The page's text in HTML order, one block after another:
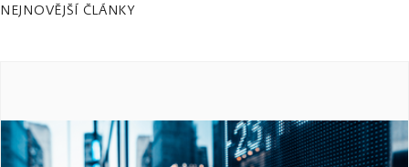
NEJNOVĚJŠÍ ČLÁNKY